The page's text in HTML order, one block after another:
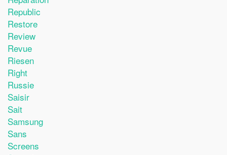
Republic
Restore
Review
Revue
Riesen
Right
Russie
Saisir
Sait
Samsung
Sans
Screens